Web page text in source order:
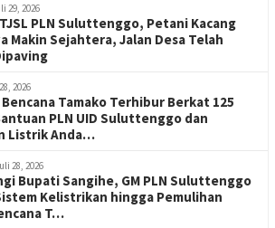
29, 2026
PLN Suluttenggo, Petani Kacang
Makin Sejahtera, Jalan Desa Telah
2026
Tamako Terhibur Berkat 125
PLN UID Suluttenggo dan
Listrik Anda…
28, 2026
Bupati Sangihe, GM PLN Suluttenggo
Kelistrikan hingga Pemulihan
T…